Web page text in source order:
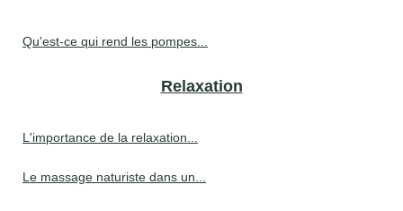
Qu'est-ce qui rend les pompes...
Relaxation
L'importance de la relaxation...
Le massage naturiste dans un...